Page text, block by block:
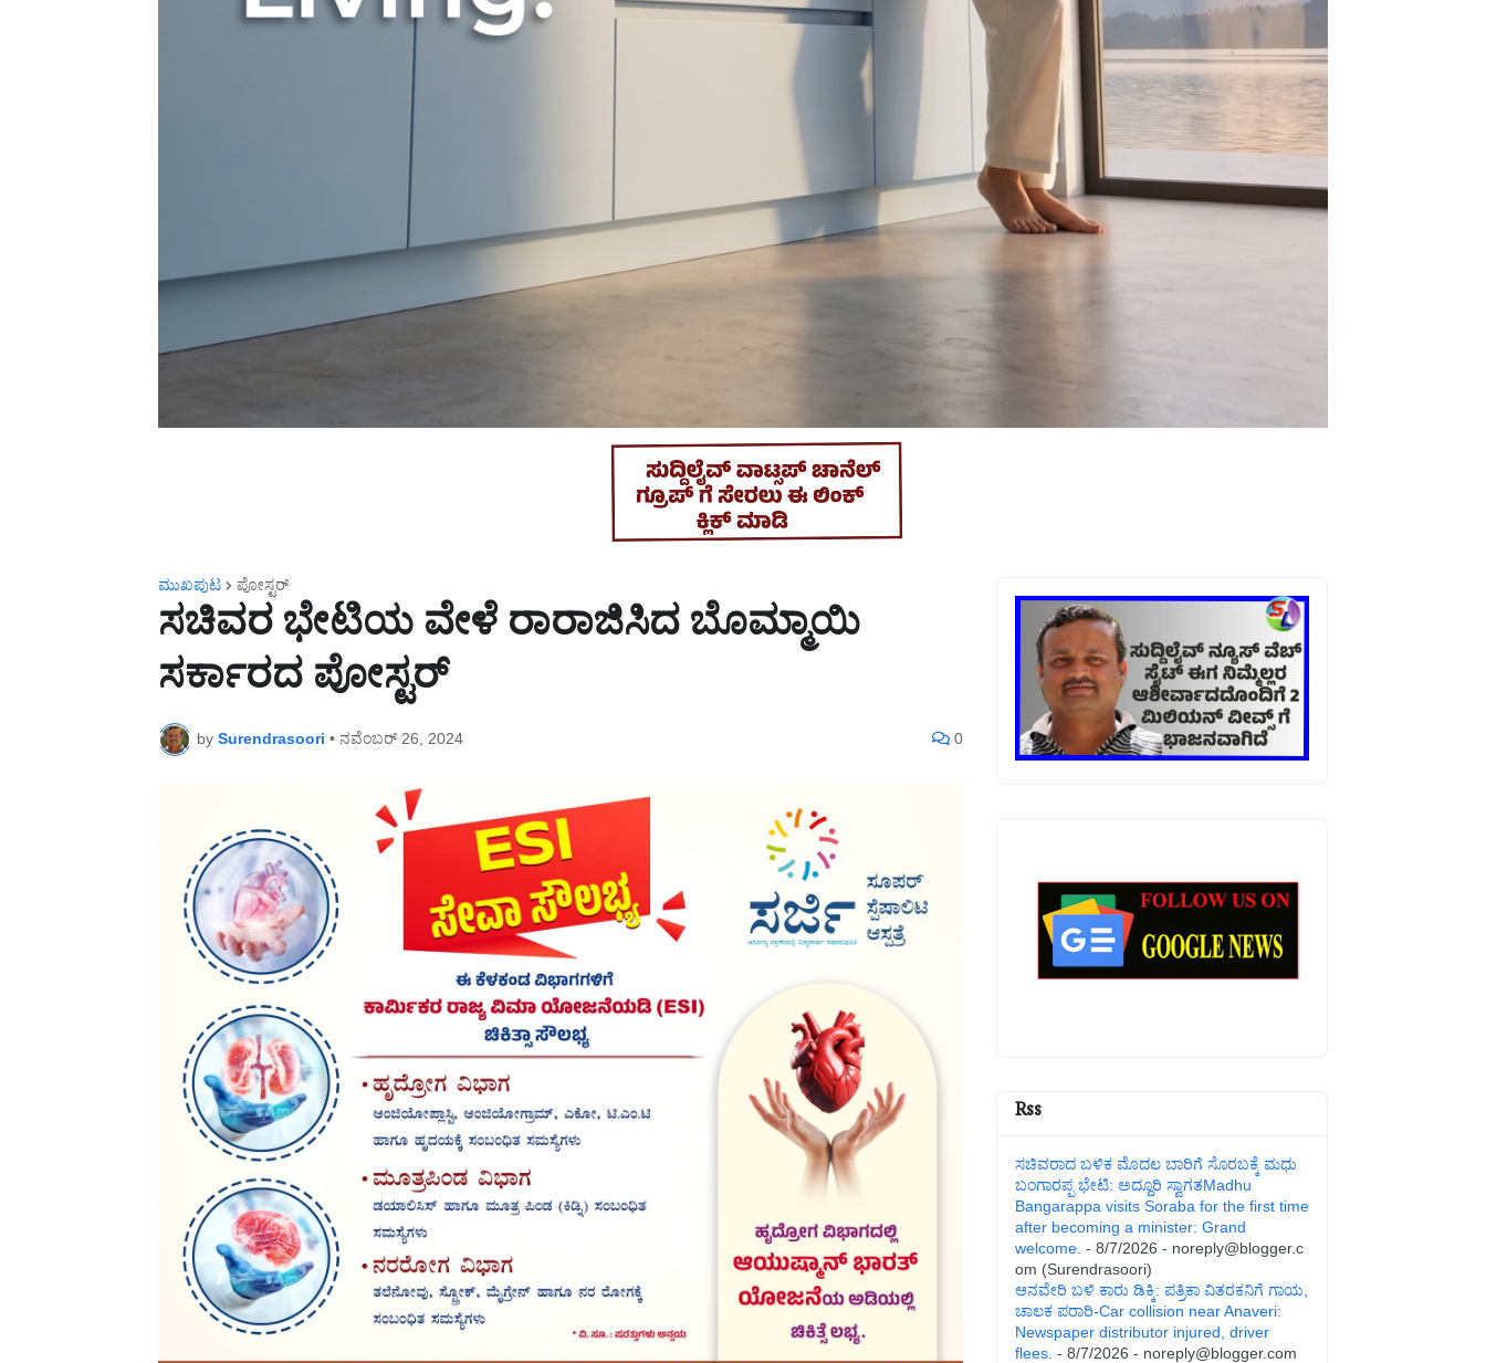
ಮುಖಪುಟ ಪೋಸ್ಟರ್
ಸಚಿವರ ಭೇಟಿಯ ವೇಳೆ ರಾರಾಜಿಸಿದ ಬೊಮ್ಮಾಯಿ
ಸರ್ಕಾರದ ಪೋಸ್ಟರ್
by Surendrasoori • ನವೆಂಬರ್ 26, 2024 0
Rss
ಸಚಿವರಾದ ಬಳಿಕ ಮೊದಲ ಬಾರಿಗೆ ಸೊರಬಕ್ಕೆ ಮಧು
ಬಂಗಾರಪ್ಪ ಭೇಟಿ: ಅದ್ದೂರಿ ಸ್ವಾಗತMadhu
Bangarappa visits Soraba for the first time
after becoming a minister: Grand
welcome. - 8/7/2026 - noreply@blogger.c
om (Surendrasoori)
ಆನವೇರಿ ಬಳಿ ಕಾರು ಡಿಕ್ಕಿ: ಪತ್ರಿಕಾ ವಿತರಕನಿಗೆ ಗಾಯ,
ಚಾಲಕ ಪರಾರಿ-Car collision near Anaveri:
Newspaper distributor injured, driver
flees. - 8/7/2026 - noreply@blogger.com